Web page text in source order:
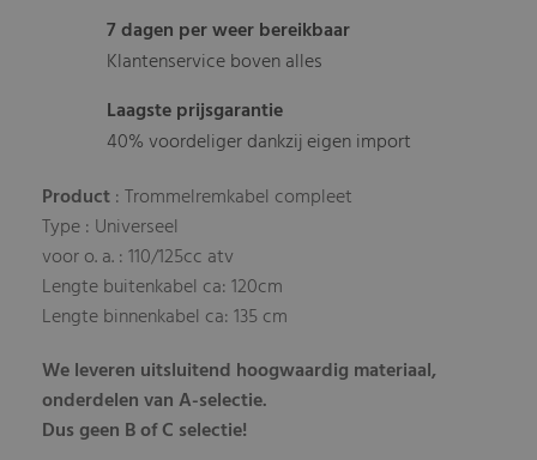
7 dagen per weer bereikbaar
Klantenservice boven alles
Laagste prijsgarantie
40% voordeliger dankzij eigen import
Product: Trommelremkabel compleet
Type : Universeel
voor o. a. : 110/125cc atv
Lengte buitenkabel ca: 120cm
Lengte binnenkabel ca: 135 cm
We leveren uitsluitend hoogwaardig materiaal,
onderdelen van A-selectie.
Dus geen B of C selectie!